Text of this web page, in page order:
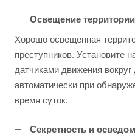
Освещение территории
Хорошо освещенная
преступников. Установите
датчиками движения
автоматически при
время суток.
Секретность и